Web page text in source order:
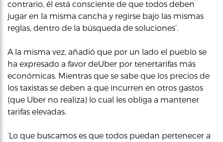
contrario, él está consciente de que todos deben
jugar en la misma cancha y regirse bajo las mismas
reglas, dentro de la búsqueda de soluciones’.
A la misma vez, añadió que por un lado el pueblo se
ha expresado a favor deUber por tenertarifas más
económicas. Mientras que se sabe que los precios de
los taxistas se deben a que incurren en otros gastos
(que Uber no realiza) lo cual les obliga a mantener
tarifas elevadas.
‘Lo que buscamos es que todos puedan pertenecer a